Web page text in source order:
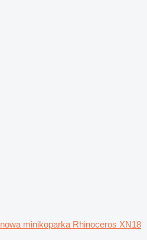
nowa minikoparka Rhinoceros XN18